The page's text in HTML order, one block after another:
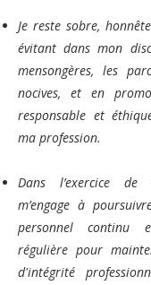
Je reste sobre,
évitant dans mon
mensongères, les
nocives, et en
responsable et
ma profession.
Dans l’exercice
m’engage à
personnel continu
régulière pour
d'intégrité